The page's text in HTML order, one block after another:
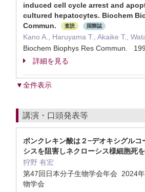
induced cell cycle arrest and
cultured hepatocytes. Biochem
Commun.
査読 国際誌
Kano A., Haruyama T., Akaike T.,
Biochem Biophys Res Commun.
詳細を見る
▼全件表示
講演・口頭発表等
ボンクレキン酸は２−デオキシグルコ
シスを阻害しネクローシス様細胞死
狩野 有宏
第47回日本分子生物学会年会 2024
物学会